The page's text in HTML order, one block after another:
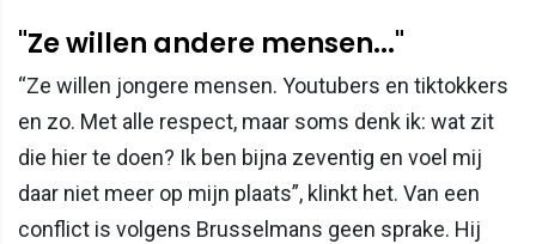
"Ze willen andere mensen..."
“Ze willen jongere mensen. Youtubers en tiktokkers
en zo. Met alle respect, maar soms denk ik: wat zit
die hier te doen? Ik ben bijna zeventig en voel mij
daar niet meer op mijn plaats”, klinkt het. Van een
conflict is volgens Brusselmans geen sprake. Hij